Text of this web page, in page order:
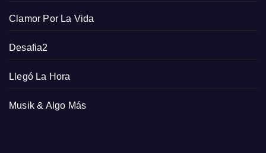
Clamor Por La Vida
Desafia2
Llegó La Hora
Musik & Algo Más